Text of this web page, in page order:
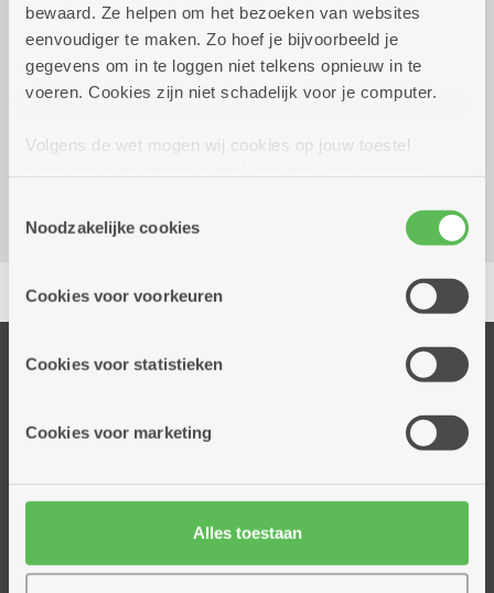
bewaard. Ze helpen om het bezoeken van websites
eenvoudiger te maken. Zo hoef je bijvoorbeeld je
gegevens om in te loggen niet telkens opnieuw in te
voeren. Cookies zijn niet schadelijk voor je computer.
Volgens de wet mogen wij cookies op jouw toestel
cookies hebben we jouw toestemming nodig. Sommige
cookies worden geplaatst door derde partijen die een
informatie over jouw (geanonimiseerd) gebruik van onze
partners kunnen deze gegevens combineren met andere
Noodzakelijke cookies
Cookies voor voorkeuren
Cookies voor statistieken
Cookies voor marketing
Alles toestaan
zondag 27 september
2026
09.00 uur tot 11.00
uur
15 euro
Inschrijven noodzakelijk
Kombine Boelaer (dienstencentrum)
Onze diensten
Dienstencentra
Financieel comfort